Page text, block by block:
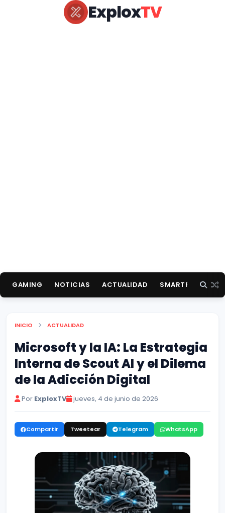
ExploxTV
GAMING NOTICIAS ACTUALIDAD SMARTPHONES
INICIO ACTUALIDAD
Microsoft y la IA: La Estrategia
Interna de Scout AI y el Dilema
de la Adicción Digital
Por ExploxTV jueves, 4 de junio de 2026
Compartir Tweetear Telegram WhatsApp